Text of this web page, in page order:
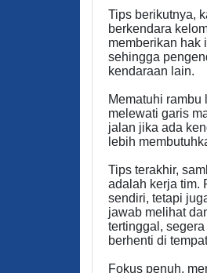
Tips berikutnya,
berkendara
memberikan hak
sehingga
kendaraan lain.
Mematuhi
melewati garis
jalan jika ada
lebih
Tips terakhir,
adalah kerja tim.
sendiri, tetapi
jawab melihat
tertinggal,
berhenti di
Fokus penuh,